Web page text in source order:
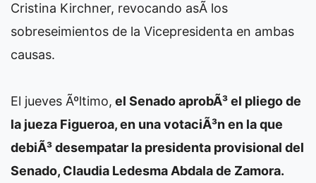
Cristina Kirchner, revocando asÃ­ los
sobreseimientos de la Vicepresidenta en ambas
causas.
El jueves Ãºltimo, el Senado aprobÃ³ el pliego de
la jueza Figueroa, en una votaciÃ³n en la que
debiÃ³ desempatar la presidenta provisional del
Senado, Claudia Ledesma Abdala de Zamora.